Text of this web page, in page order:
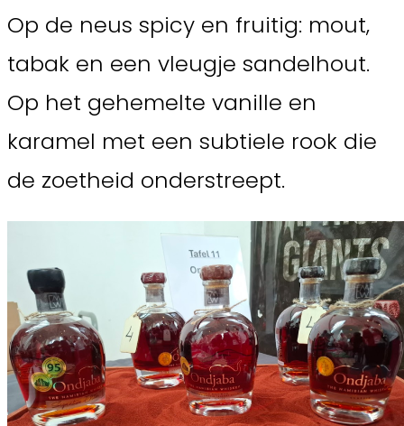
Op de neus spicy en fruitig: mout,
tabak en een vleugje sandelhout.
Op het gehemelte vanille en
karamel met een subtiele rook die
de zoetheid onderstreept.